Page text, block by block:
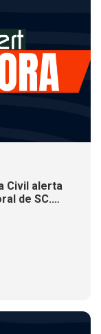
Civil alerta
de SC.